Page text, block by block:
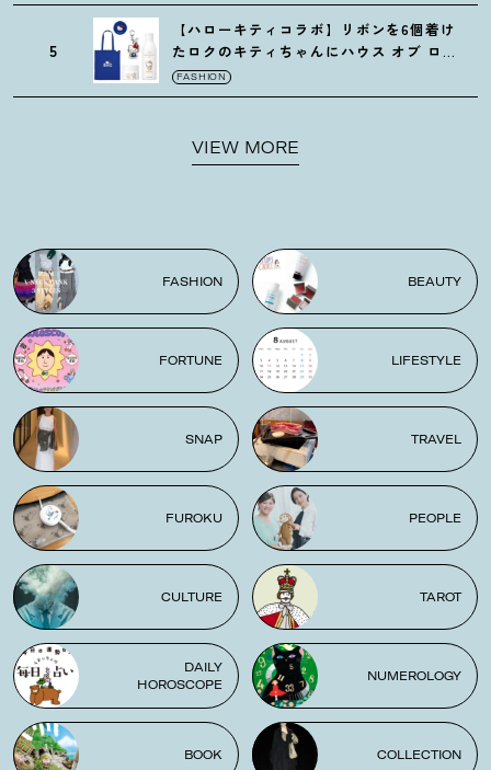
5
【ハローキティコラボ】リボンを6個着け
たロクのキティちゃんにハウス オブ ロー
ゼの限定パケも
FASHION
VIEW MORE
FASHION BEAUTY
FORTUNE LIFESTYLE
SNAP TRAVEL
FUROKU PEOPLE
CULTURE TAROT
DAILY
HOROSCOPE
NUMEROLOGY
BOOK COLLECTION